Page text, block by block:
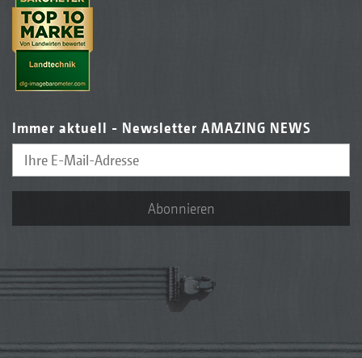
Immer aktuell - Newsletter AMAZING NEWS
Abonnieren